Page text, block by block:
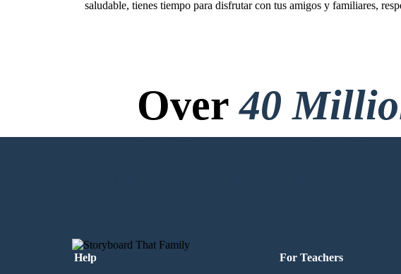
saludable, tienes tiempo para disfrutar con tus amigos y familiares,
Over40
No Downloads, No
Help
For Teachers